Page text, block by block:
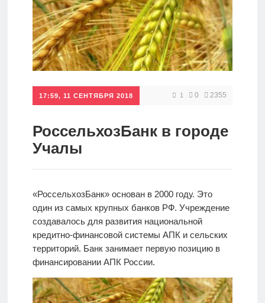
Кредитные
карты
Кредиты
Ипотеки
17:59, 11 СЕНТЯБРЯ 2018 1 0 2355
РоссельхозБанк в городе
Учалы
«РоссельхозБанк» основан в 2000 году. Это
один из самых крупных банков РФ. Учреждение
создавалось для развития национальной
кредитно-финансовой системы АПК и сельских
территорий. Банк занимает первую позицию в
финансировании АПК России.